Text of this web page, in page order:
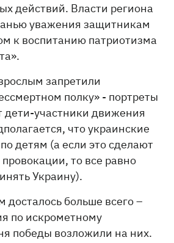
действий. Власти региона
уважения защитникам
к воспитанию патриотизма
запретили
полку» - портреты
дети-участники движения
что украинские
детям (а если это сделают
то все равно
Украину).
досталось больше всего –
по искрометному
победы возложили на них.